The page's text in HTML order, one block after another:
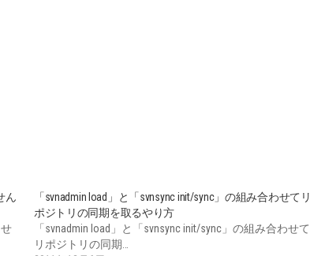
ん
「svnadmin load」と「svnsync init/sync」の組み合わせてリ
ポジトリの同期を取るやり方
「svnadmin load」と「svnsync init/sync」の組み合わせて
リポジトリの同期…